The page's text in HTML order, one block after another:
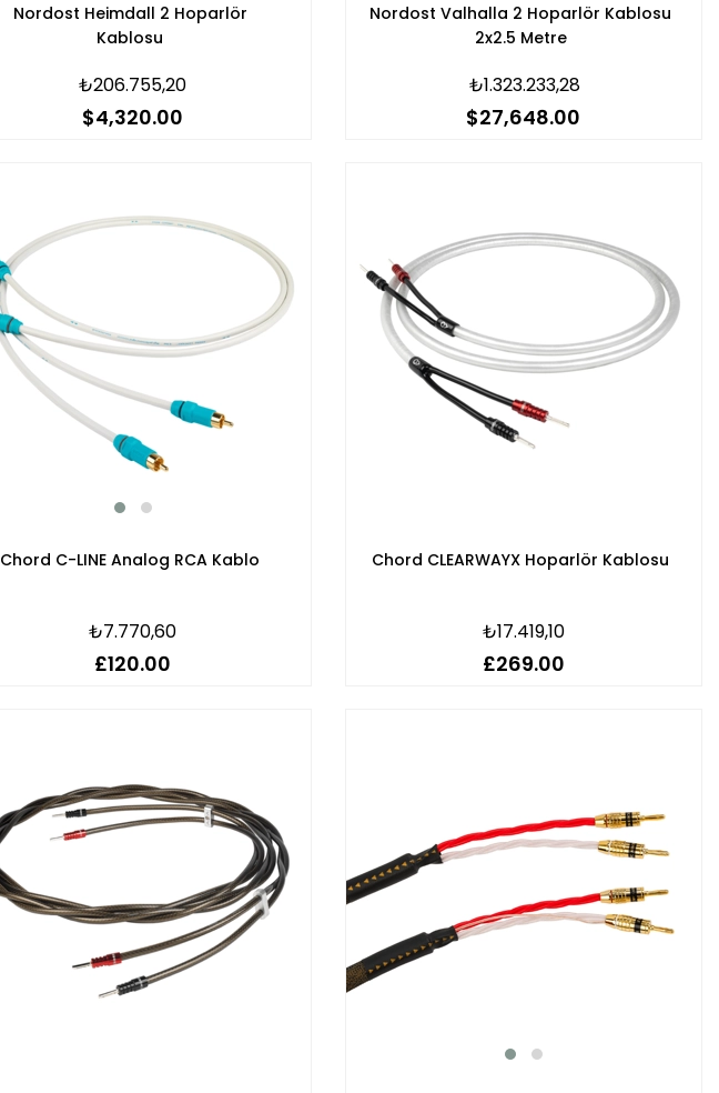
Nordost Heimdall 2 Hoparlör
Kablosu
₺206.755,20
$4,320.00
Nordost Valhalla 2 Hoparlör Kablosu
2x2.5 Metre
₺1.323.233,28
$27,648.00
Chord C-LINE Analog RCA Kablo
₺7.770,60
£120.00
Chord CLEARWAYX Hoparlör Kablosu
₺17.419,10
£269.00